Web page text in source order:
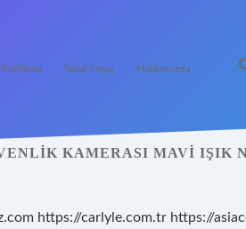
Yasal Uyarı Hakkımızda
KAMERASI MAVI IŞIK
https://carlyle.com.tr https://